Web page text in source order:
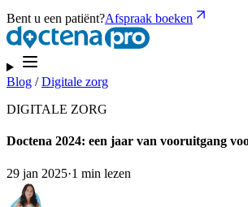
Bent u een patiënt?Afspraak boeken
Blog /Digitale zorg
DIGITALE ZORG
Doctena 2024: een jaar van vooruitgang
29 jan 2025·1 min lezen